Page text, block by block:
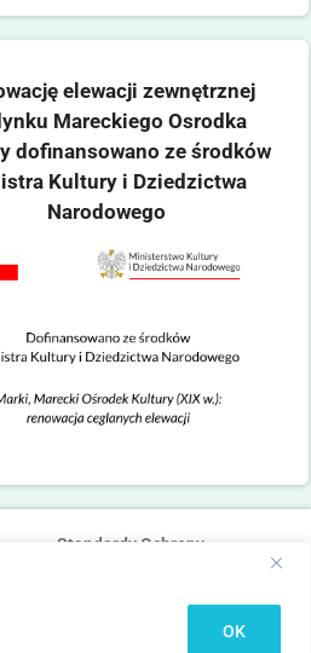
OK
elewacji zewnętrznej
Mareckiego Osrodka
dofinansowano ze środków
Kultury i Dziedzictwa
Narodowego
Standardy Ochrony